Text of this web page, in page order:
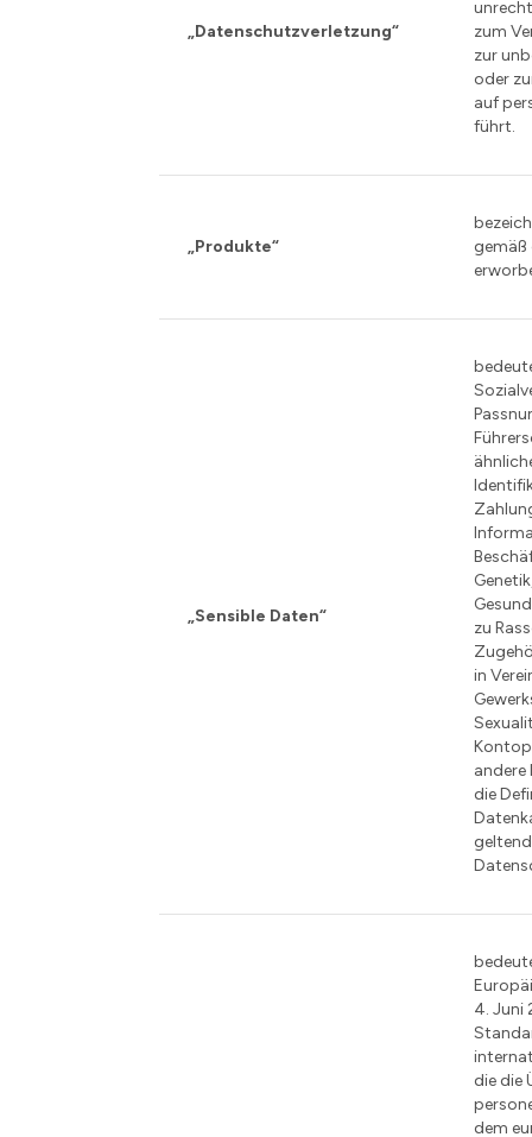
„Datenschutzverletzung“
zum
zur
oder
auf
führt.
„Produkte“
gemäß
„Sensible Daten“
zu
in
die
4. Juni
die die
dem